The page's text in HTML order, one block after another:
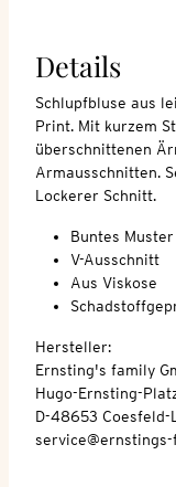
Details
Schlupfbluse aus
Print. Mit kurzem
überschnittenen
Armausschnitten.
Lockerer Schnitt.
Buntes Muster
V-Ausschnitt
Aus Viskose
Hersteller:
Ernsting's family
Hugo-Ernsting-
D-48653 Coesfeld-